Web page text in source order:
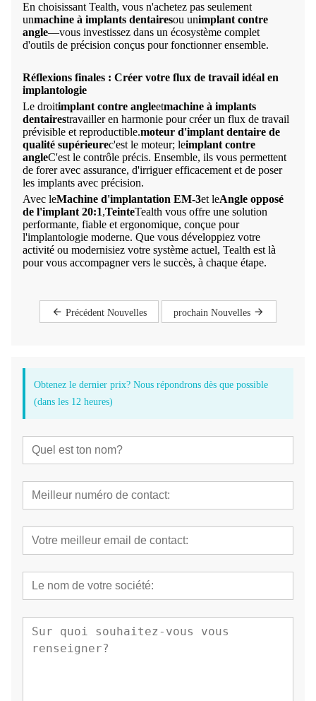
En choisissant Tealth, vous n'achetez pas seulement
unmachine à implants dentairesou unimplant contre
angle—vous investissez dans un écosystème complet
d'outils de précision conçus pour fonctionner ensemble.
Réflexions finales : Créer votre flux de travail idéal en
implantologie
Le droitimplant contre angleetmachine à implants
dentairestravailler en harmonie pour créer un flux de travail
prévisible et reproductible.moteur d'implant dentaire de
qualité supérieurec'est le moteur; leimplant contre
angleC'est le contrôle précis. Ensemble, ils vous permettent
de forer avec assurance, d'irriguer efficacement et de poser
les implants avec précision.
Avec leMachine d'implantation EM-3et leAngle opposé
de l'implant 20:1,TeinteTealth vous offre une solution
performante, fiable et ergonomique, conçue pour
l'implantologie moderne. Que vous développiez votre
activité ou modernisiez votre système actuel, Tealth est là
pour vous accompagner vers le succès, à chaque étape.
Précédent Nouvelles prochain Nouvelles
Obtenez le dernier prix? Nous répondrons dès que possible
(dans les 12 heures)